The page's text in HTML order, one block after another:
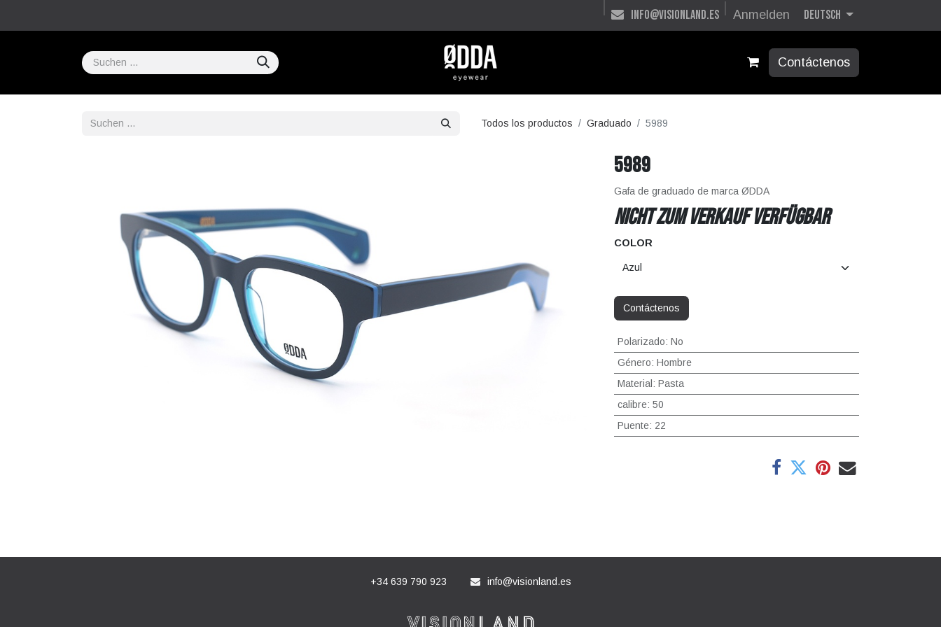
info@visionland.es Anmelden Deutsch
Contáctenos
Todos los productos Graduado 5989
5989
Gafa de graduado de marca ØDDA
Nicht zum Verkauf verfügbar
COLOR
Contáctenos
Polarizado: No
Género: Hombre
Material : Pasta
calibre: 50
Puente: 22
+34 639 790 923 info@visionland.es